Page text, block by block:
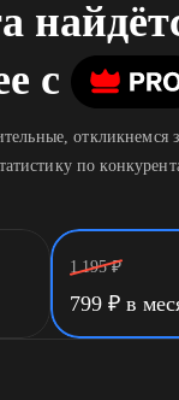
c
откликнемся
по
1 195 ₽
799 ₽ в